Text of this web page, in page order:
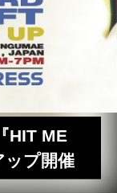
HIT ME
ップ開催